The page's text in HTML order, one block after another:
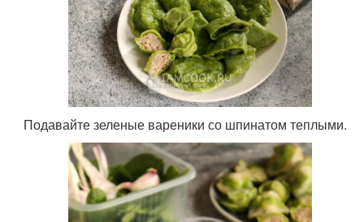
Подавайте зеленые вареники со шпинатом теплыми.